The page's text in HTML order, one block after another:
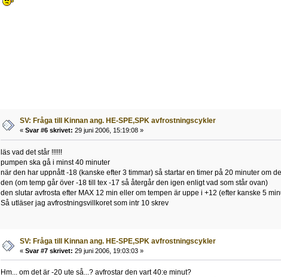
SV: Fråga till Kinnan ang. HE-SPE,SPK avfrostningscykler
« Svar #6 skrivet: 29 juni 2006, 15:19:08 »
läs vad det står !!!!!!
pumpen ska gå i minst 40 minuter
när den har uppnått -18 (kanske efter 3 timmar) så startar en timer på 20 minuter om
den (om temp går över -18 till tex -17 så återgår den igen enligt vad som står ovan)
den slutar avfrosta efter MAX 12 min eller om tempen är uppe i +12 (efter kanske 5
Så utläser jag avfrostningsvillkoret som intr 10 skrev
SV: Fråga till Kinnan ang. HE-SPE,SPK avfrostningscykler
« Svar #7 skrivet: 29 juni 2006, 19:03:03 »
Hm... om det är -20 ute så...? avfrostar den vart 40:e minut?